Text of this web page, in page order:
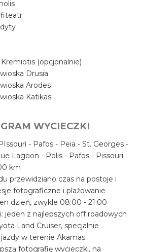
(opcjonalnie)
Drusia
Arodes
Katikas
WYCIECZKI
- Pafos - Peia - St. Georges -
Lagoon - Polis - Pafos - Pissouri
km
przewidziano czas na postoje i
fotograficzne i plażowanie
dzień, zwykle 08:00 - 21:00
jeden z najlepszych off roadowych
Land Cruiser, specjalnie
w terenie Akamas
fotografię wycieczki, na